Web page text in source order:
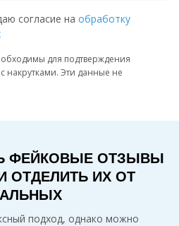
согласие на обработку
для подтверждения
накрутками. Эти данные не
ФЕЙКОВЫЕ ОТЗЫВЫ
И ОТДЕЛИТЬ ИХ ОТ
подход, однако можно